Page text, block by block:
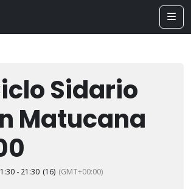
Sidario
Matucana
- 21:30 (16) (GMT+00:00)